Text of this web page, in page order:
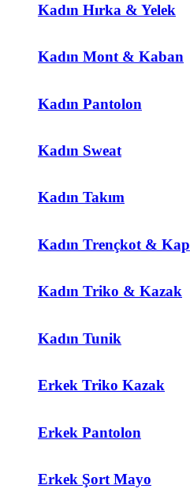
Kadın Hırka & Yelek
Kadın Mont & Kaban
Kadın Pantolon
Kadın Sweat
Kadın Takım
Kadın Trençkot & Kap
Kadın Triko & Kazak
Kadın Tunik
Erkek Triko Kazak
Erkek Pantolon
Erkek Şort Mayo